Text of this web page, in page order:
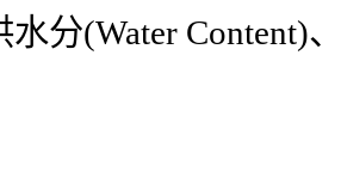
分(Water Content)